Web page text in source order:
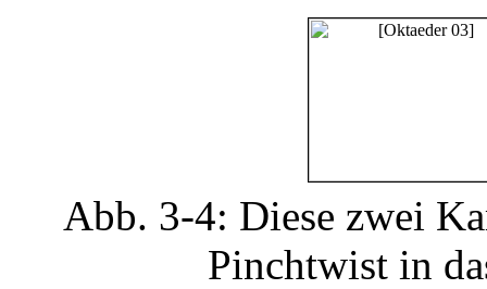
Abb. 3-4: Diese zwei
Pinchtwist in